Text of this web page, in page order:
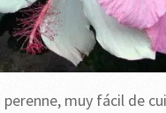
perenne, muy fácil de